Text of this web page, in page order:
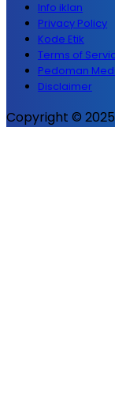
Info iklan
Privacy Policy
Kode Etik
Terms of
Pedoman
Disclaimer
Copyright ©